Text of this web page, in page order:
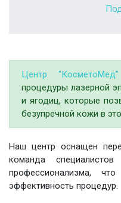
Центр "КосметоМед"
процедуры лазерной
и ягодиц, которые
безупречной кожи в
Наш центр оснащен
команда
профессионализма,
эффективность процедур.